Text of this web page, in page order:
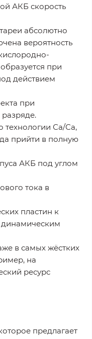
АКБ скорость
абсолютно
вероятность
при
действием
при
технологии Са/Са,
прийти в полную
АКБ под углом
тока в
пластин к
в самых жёстких
на
ресурс
предлагает